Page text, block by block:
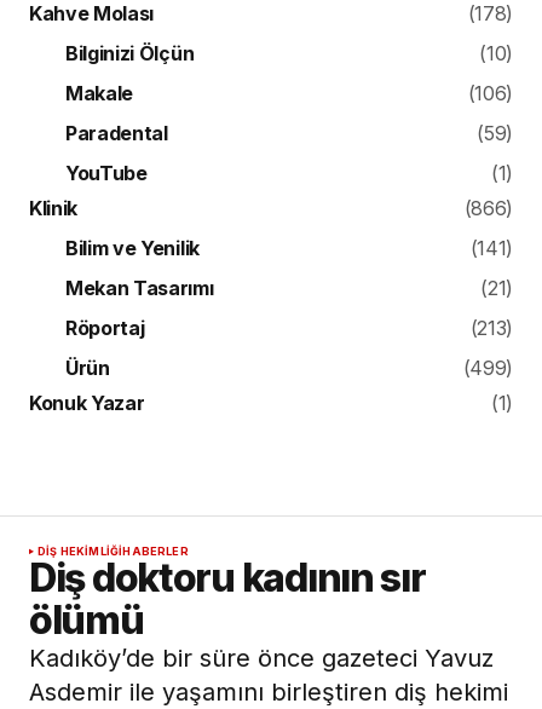
Kahve Molası
(178)
Bilginizi Ölçün
(10)
Makale
(106)
Paradental
(59)
YouTube
(1)
Klinik
(866)
Bilim ve Yenilik
(141)
Mekan Tasarımı
(21)
Röportaj
(213)
Ürün
(499)
Konuk Yazar
(1)
DIŞ HEKIMLIĞIHABERLER
Diş doktoru kadının sır
ölümü
Kadıköy’de bir süre önce gazeteci Yavuz
Asdemir ile yaşamını birleştiren diş hekimi